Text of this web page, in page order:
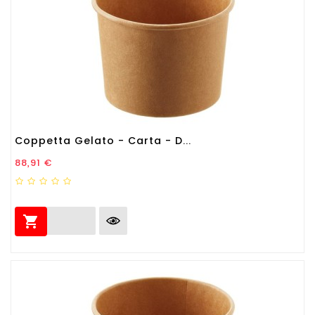
Coppetta Gelato - Carta - D...
Prezzo
88,91 €
